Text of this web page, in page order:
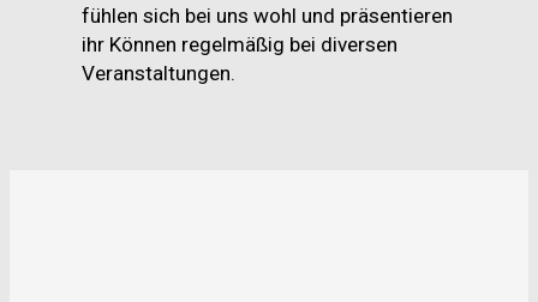
fühlen sich bei uns wohl und präsentieren
ihr Können regelmäßig bei diversen
Veranstaltungen.